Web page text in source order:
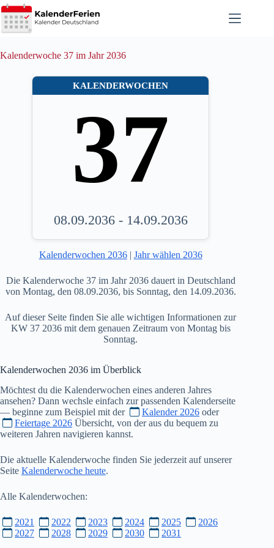
Zum
Inhalt
springen
Kalenderwoche 37 im Jahr 2036
KALENDERWOCHEN
37
08.09.2036 - 14.09.2036
Kalenderwochen 2036| Jahr wählen 2036
Die Kalenderwoche 37 im Jahr 2036 dauert in Deutschland
von Montag, den 08.09.2036, bis Sonntag, den 14.09.2036.
Auf dieser Seite finden Sie alle wichtigen Informationen zur
KW 37 2036 mit dem genauen Zeitraum von Montag bis
Sonntag.
Kalenderwochen 2036 im Überblick
Möchtest du die Kalenderwochen eines anderen Jahres
ansehen? Dann wechsle einfach zur passenden Kalenderseite
— beginne zum Beispiel mit der
Kalender 2026 oder
Feiertage 2026 Übersicht, von der aus du bequem zu
weiteren Jahren navigieren kannst.
Die aktuelle Kalenderwoche finden Sie jederzeit auf unserer
Seite Kalenderwoche heute.
Alle Kalenderwochen:
2021 2022 2023 2024 2025
2026
2027
2028 2029 2030 2031